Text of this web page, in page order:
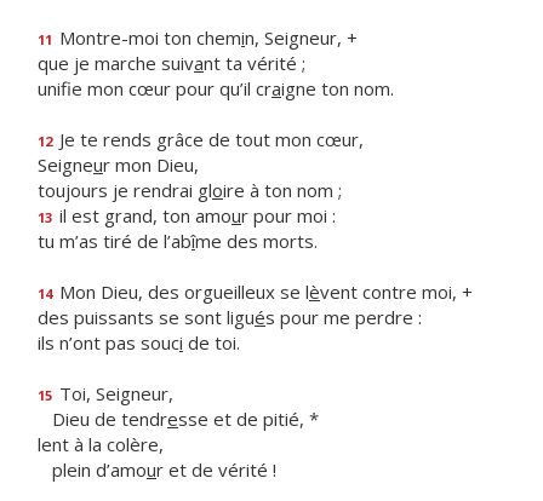
11 Montre-moi ton chemin, Seigneur, +
que je marche suivant ta vérité ;
unifie mon cœur pour qu’il craigne ton nom.
12 Je te rends grâce de tout mon cœur,
Seigneur mon Dieu,
toujours je rendrai gloire à ton nom ;
13 il est grand, ton amour pour moi :
tu m’as tiré de l’abîme des morts.
14 Mon Dieu, des orgueilleux se lèvent contre moi, +
des puissants se sont ligués pour me perdre :
ils n’ont pas souci de toi.
15 Toi, Seigneur,
Dieu de tendresse et de pitié, *
lent à la colère,
plein d’amour et de vérité !